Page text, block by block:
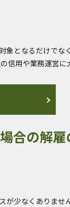
象となるだけでな
信用や業務運営
合の解
が少なくありませ